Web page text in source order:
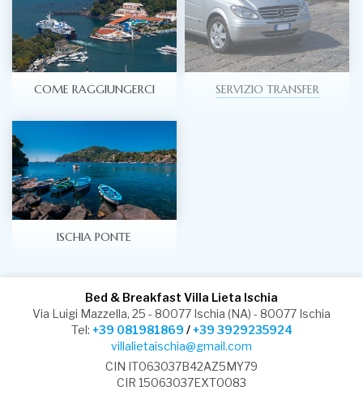
COME RAGGIUNGERCI SERVIZIO TRANSFER
ISCHIA PONTE
Bed & Breakfast Villa Lieta Ischia
Via Luigi Mazzella, 25 - 80077 Ischia (NA) - 80077 Ischia
Tel: +39 081981869 /+39 3929235924
villalietaischia@gmail.com
CIN IT063037B42AZ5MY79
CIR 15063037EXT0083